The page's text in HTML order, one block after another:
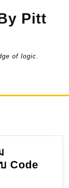
Pitt
of logic.
Code